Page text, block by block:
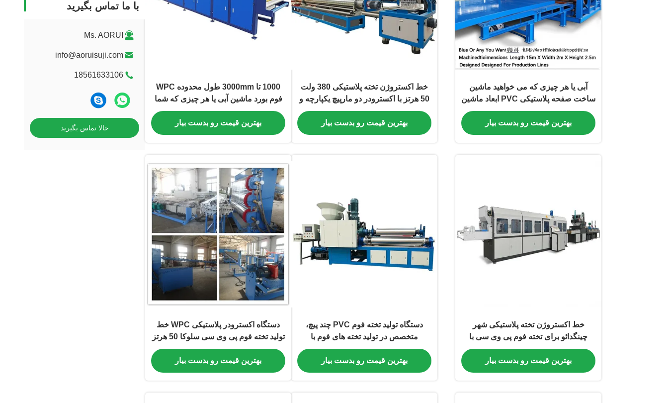
با ما تماس بگیرید
Ms. AORUI
info@aoruisuji.com
18561633106
حالا تماس بگیرید
آبی یا هر چیزی که می خواهید ماشین
ساخت صفحه پلاستیکی PVC ابعاد ماشین
طول 15m X عرض 2m X ارتفاع 2.5m
برای خطوط تولید طراحی شده
بهترین قیمت رو بدست بیار
خط اکستروژن تخته پلاستیکی 380 ولت
50 هرتز با اکسترودر دو مارپیچ یکپارچه و
راه حل های تحویل بندر چینگدائو
بهترین قیمت رو بدست بیار
1000 تا 3000mm طول محدوده WPC
فوم بورد ماشین آبی یا هر چیزی که شما
می خواهید طراحی شده برای ثبات و
عملیات طولانی مدت
بهترین قیمت رو بدست بیار
خط اکستروژن تخته پلاستیکی شهر
چینگدائو برای تخته فوم پی وی سی با
محدوده طول 1000 تا 3000 میلی متر،
طراحی فشرده و کم جا
بهترین قیمت رو بدست بیار
دستگاه تولید تخته فوم PVC چند پیچ،
متخصص در تولید تخته های فوم با
ضخامت قابل تنظیم از 1 تا 30 میلی متر
بهترین قیمت رو بدست بیار
دستگاه اکسترودر پلاستیکی WPC خط
تولید تخته فوم پی وی سی سلوکا 50 هرتز
بهترین قیمت رو بدست بیار